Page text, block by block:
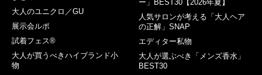
大人のユニクロ／GU
展示会ルポ
試着フェス®︎
大人が買うべきハイブランド小
物
ー」BEST30【2026年夏】
人気サロンが考える「大人ヘア
の正解」SNAP
エディター私物
大人が選ぶべき「メンズ香水」
BEST30